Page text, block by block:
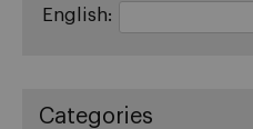
English:
Categories